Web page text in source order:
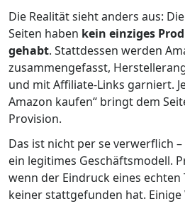
Die Realität sieht anders aus:
Seiten haben kein einziges
gehabt. Stattdessen werden
zusammengefasst,
und mit Affiliate-Links garniert.
Amazon kaufen“ bringt dem
Provision.
Das ist nicht per se verwerflich
ein legitimes Geschäftsmodell.
wenn der Eindruck eines
keiner stattgefunden hat. Einige